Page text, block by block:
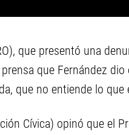
que presentó una
que Fernández
que no entiende lo que
Cívica) opinó que el